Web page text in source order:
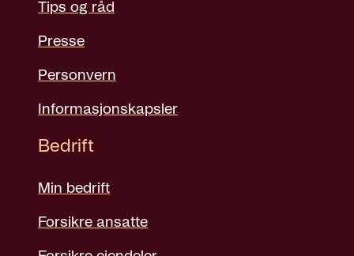
Tips og råd
Presse
Personvern
Informasjonskapsler
Bedrift
Min bedrift
Forsikre ansatte